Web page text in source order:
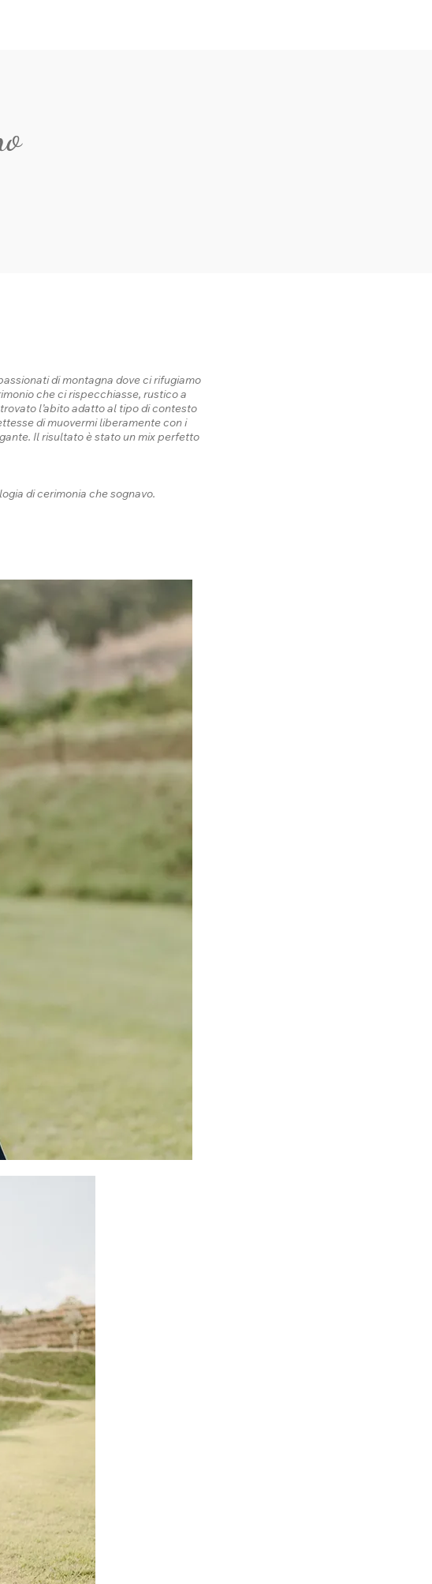
di montagna dove ci rifugiamo
che ci rispecchiasse, rustico a
l’abito adatto al tipo di contesto
di muovermi liberamente con i
Il risultato è stato un mix perfetto
di cerimonia che sognavo.